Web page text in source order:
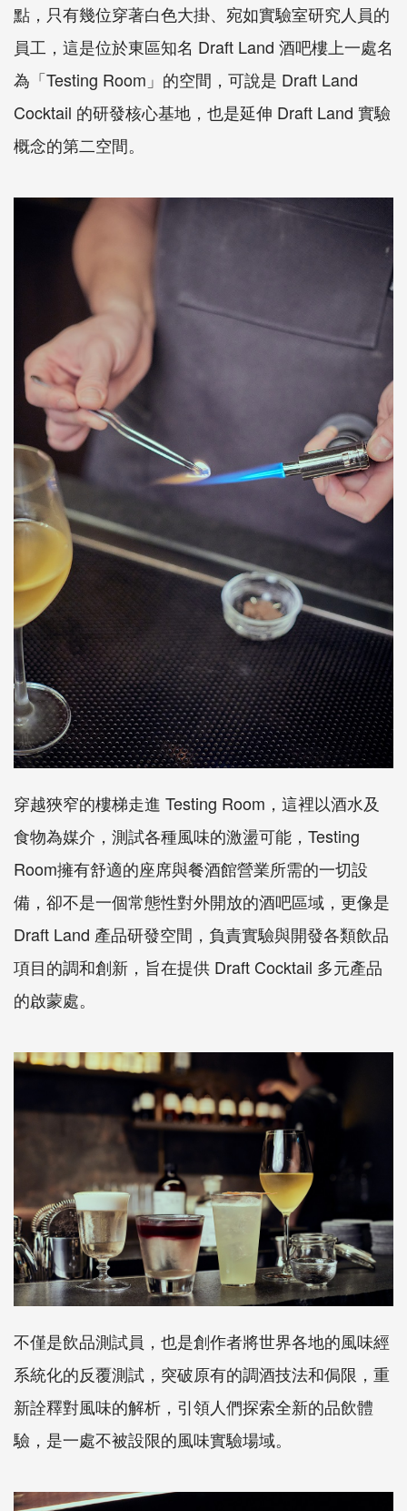
點，只有幾位穿著白色大掛、宛如實驗室研究人員的
員工，這是位於東區知名 Draft Land 酒吧樓上一處名
為「Testing Room」的空間，可說是 Draft Land
Cocktail 的研發核心基地，也是延伸 Draft Land 實驗
概念的第二空間。
穿越狹窄的樓梯走進 Testing Room，這裡以酒水及
食物為媒介，測試各種風味的激盪可能，Testing
Room擁有舒適的座席與餐酒館營業所需的一切設
備，卻不是一個常態性對外開放的酒吧區域，更像是
Draft Land 產品研發空間，負責實驗與開發各類飲品
項目的調和創新，旨在提供 Draft Cocktail 多元產品
的啟蒙處。
不僅是飲品測試員，也是創作者將世界各地的風味經
系統化的反覆測試，突破原有的調酒技法和侷限，重
新詮釋對風味的解析，引領人們探索全新的品飲體
驗，是一處不被設限的風味實驗場域。